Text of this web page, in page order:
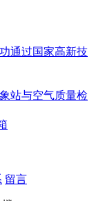
通过国家高新技
站与空气质量检
留言